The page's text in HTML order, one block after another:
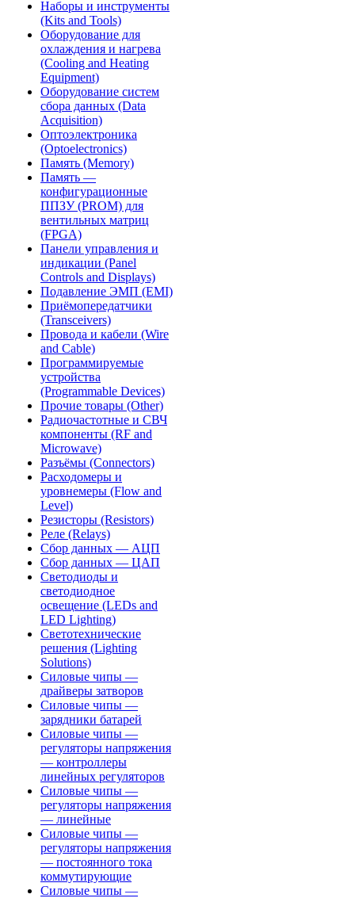
Наборы и инструменты
(Kits and Tools)
Оборудование для
охлаждения и нагрева
(Cooling and Heating
Equipment)
Оборудование систем
сбора данных (Data
Acquisition)
Оптоэлектроника
(Optoelectronics)
Память (Memory)
Память —
конфигурационные
ППЗУ (PROM) для
вентильных матриц
(FPGA)
Панели управления и
индикации (Panel
Controls and Displays)
Подавление ЭМП (EMI)
Приёмопередатчики
(Transceivers)
Провода и кабели (Wire
and Cable)
Программируемые
устройства
(Programmable Devices)
Прочие товары (Other)
Радиочастотные и СВЧ
компоненты (RF and
Microwave)
Разъёмы (Connectors)
Расходомеры и
уровнемеры (Flow and
Level)
Резисторы (Resistors)
Реле (Relays)
Сбор данных — АЦП
Сбор данных — ЦАП
Светодиоды и
светодиодное
освещение (LEDs and
LED Lighting)
Светотехнические
решения (Lighting
Solutions)
Силовые чипы —
драйверы затворов
Силовые чипы —
зарядники батарей
Силовые чипы —
регуляторы напряжения
— контроллеры
линейных регуляторов
Силовые чипы —
регуляторы напряжения
— линейные
Силовые чипы —
регуляторы напряжения
— постоянного тока
коммутирующие
Силовые чипы —